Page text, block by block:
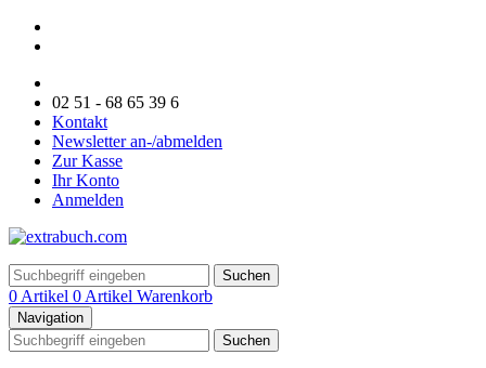
02 51 - 68 65 39 6
Kontakt
Newsletter an-/abmelden
Zur Kasse
Ihr Konto
Anmelden
Suchen
0 Artikel 0 Artikel Warenkorb
Navigation
Suchen